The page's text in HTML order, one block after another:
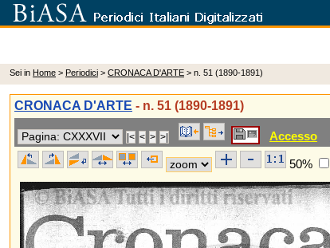
Sei in Home > Periodici > CRONACA D'ARTE > n. 51 (1890-1891)
CRONACA D'ARTE - n. 51 (1890-1891)
Accesso
50%